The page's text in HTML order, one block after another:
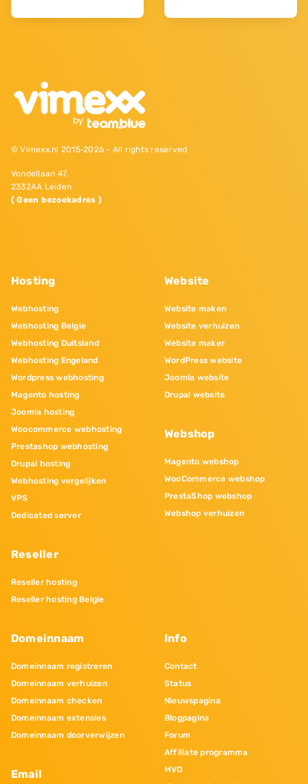
© Vimexx.nl 2015‐2026 - All rights reserved
Vondellaan 47,
2332AA Leiden
( Geen bezoekadres )
Hosting
Webhosting
Webhosting Belgie
Webhosting Duitsland
Webhosting Engeland
Wordpress webhosting
Magento hosting
Joomla hosting
Woocommerce webhosting
Prestashop webhosting
Drupal hosting
Webhosting vergelijken
VPS
Dedicated server
Reseller
Reseller hosting
Reseller hosting Belgie
Website
Website maken
Website verhuizen
Website maker
WordPress website
Joomla website
Drupal website
Webshop
Magento webshop
WooCommerce webshop
PrestaShop webshop
Webshop verhuizen
Domeinnaam
Domeinnaam registreren
Domeinnaam verhuizen
Domeinnaam checken
Domeinnaam extensies
Domeinnaam doorverwijzen
Email
Info
Contact
Status
Nieuwspagina
Blogpagina
Forum
Affiliate programma
MVO